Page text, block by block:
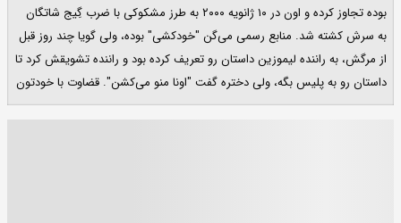
بوده تجاوز کرده و اون در ۱۰ ژانویه ۲۰۰۰ به طرز مشکوکی با ضرب گِیج شاتگان
به سرش کشته شد. منابع رسمی می‌گن "خودکشی" بوده، ولی گویا چند روز قبل
از مرگش، به راننده لیموزین داستان رو تعریف کرده بود و راننده تشویقش کرد تا
داستان رو به پلیس بگه، ولی دختره گفت "اونا منو می‌کشن". قضاوت با خودتون